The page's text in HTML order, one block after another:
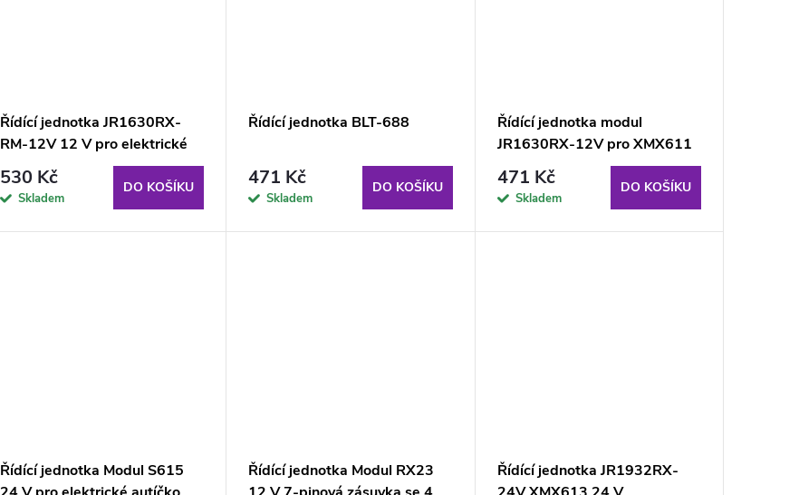
Řídící jednotka JR1630RX-
RM-12V 12 V pro elektrické
autíčko QLS-5688
530 Kč
Skladem
DO KOŠÍKU
Řídící jednotka BLT-688
471 Kč
Skladem
DO KOŠÍKU
Řídící jednotka modul
JR1630RX-12V pro XMX611
12 V
471 Kč
Skladem
DO KOŠÍKU
Řídící jednotka Modul S615
Řídící jednotka Modul RX23
Řídící jednotka JR1932RX-